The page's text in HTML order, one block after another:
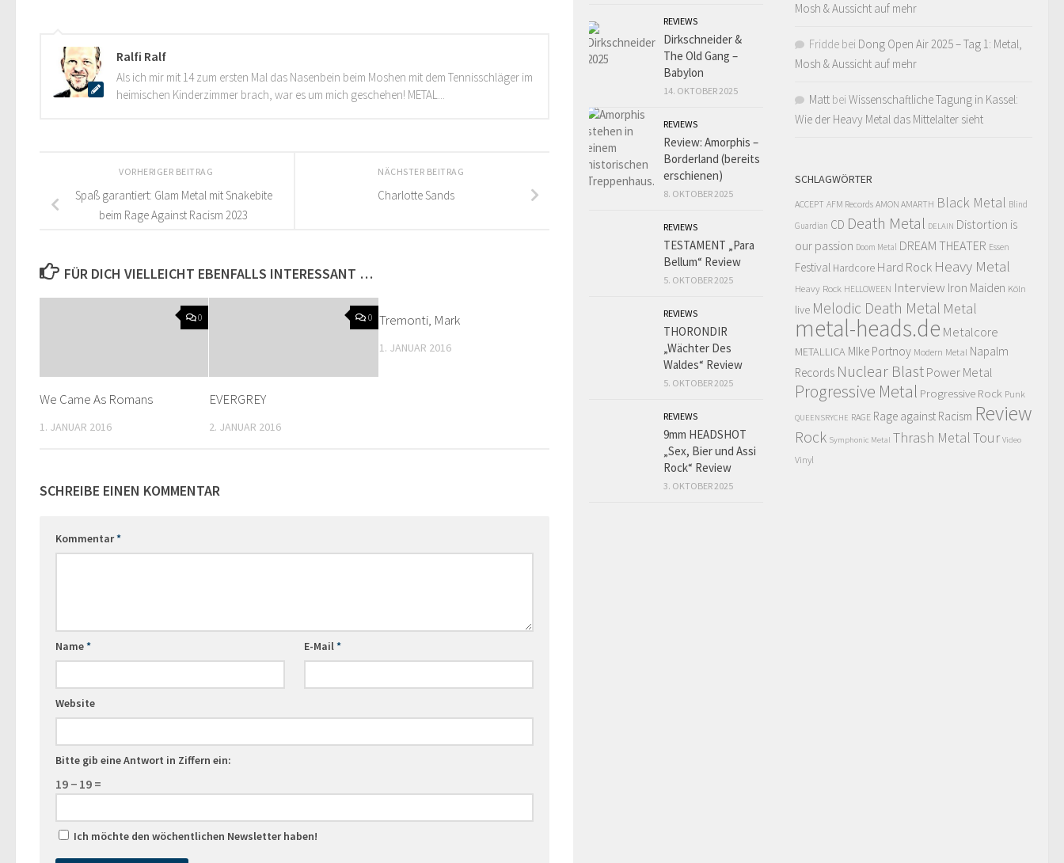
Ralfi Ralf
Als ich mir mit 14 zum ersten Mal das Nasenbein beim Moshen mit dem Tennisschläger im
heimischen Kinderzimmer brach, war es um mich geschehen! METAL...
NÄCHSTER BEITRAG
Charlotte Sands
VORHERIGER BEITRAG
Spaß garantiert: Glam Metal mit Snakebite
beim Rage Against Racism 2023
FÜR DICH VIELLEICHT EBENFALLS INTERESSANT …
0
We Came As Romans
1. JANUAR 2016
0
EVERGREY
2. JANUAR 2016
Tremonti, Mark
1. JANUAR 2016
SCHREIBE EINEN KOMMENTAR
Kommentar*
Name* E-Mail*
Website
Bitte gib eine Antwort in Ziffern ein:
19 − 19 =
Ich möchte den wöchentlichen Newsletter haben!
Mosh & Aussicht auf mehr
Fridde bei Dong Open Air 2025 – Tag 1: Metal,
Mosh & Aussicht auf mehr
Matt bei Wissenschaftliche Tagung in Kassel:
Wie der Heavy Metal das Mittelalter sieht
SCHLAGWÖRTER
ACCEPT AFM Records AMON AMARTH Black Metal Blind
Guardian CD Death Metal DELAIN Distortion is
our passion Doom Metal DREAM THEATER Essen
Festival Hardcore Hard Rock Heavy Metal
Heavy Rock HELLOWEEN Interview Iron Maiden Köln
live Melodic Death Metal Metal
metal-heads.de Metalcore
METALLICA MIke Portnoy Modern Metal Napalm
Records Nuclear Blast Power Metal
Progressive Metal Progressive Rock Punk
QUEENSRYCHE RAGE Rage against Racism Review
Rock Symphonic Metal Thrash MetalTour Video
Vinyl
REVIEWS
Dirkschneider &
The Old Gang –
Babylon
14. OKTOBER 2025
REVIEWS
Review: Amorphis –
Borderland (bereits
erschienen)
8. OKTOBER 2025
REVIEWS
TESTAMENT „Para
Bellum“ Review
5. OKTOBER 2025
REVIEWS
THORONDIR
„Wächter Des
Waldes“ Review
5. OKTOBER 2025
REVIEWS
9mm HEADSHOT
„Sex, Bier und Assi
Rock“ Review
3. OKTOBER 2025